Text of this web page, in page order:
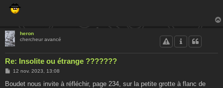
heron
chercheur avancé
Re: Insolite ou étrange ???????
M
s
12 nov. 2023, 13:08
Boudet nous invite à réfléchir, page 234, sur la petite grotte à flanc de